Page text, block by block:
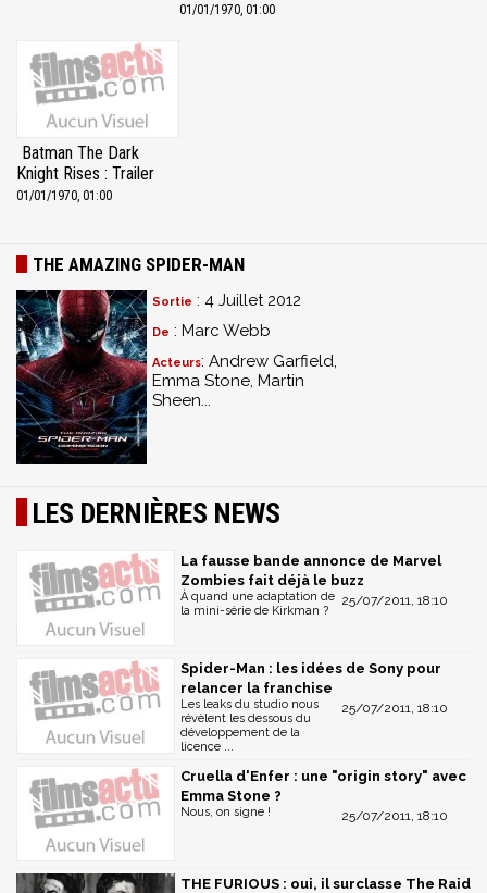
01/01/1970, 01:00
Batman The Dark
Knight Rises : Trailer
01/01/1970, 01:00
THE AMAZING SPIDER-MAN
Sortie : 4 Juillet 2012
De : Marc Webb
Acteurs: Andrew Garfield,
Emma Stone, Martin
Sheen...
LES DERNIÈRES NEWS
La fausse bande annonce de Marvel
Zombies fait déjà le buzz
25/07/2011, 18:10
À quand une adaptation de
la mini-série de Kirkman ?
Spider-Man : les idées de Sony pour
relancer la franchise
25/07/2011, 18:10
Les leaks du studio nous
révèlent les dessous du
développement de la
licence ...
Cruella d'Enfer : une "origin story" avec
Emma Stone ?
25/07/2011, 18:10
Nous, on signe !
THE FURIOUS : oui, il surclasse The Raid